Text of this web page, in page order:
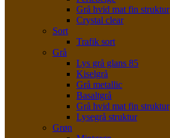
Grå hvid mat fin struktur
Crystal clear
Sort
Trafik sort
Grå
Lys grå glans 85
Kiselgrå
Grå metallic
Basaltgrå
Grå hvid mat fin struktur
Lysegrå struktur
Grøn